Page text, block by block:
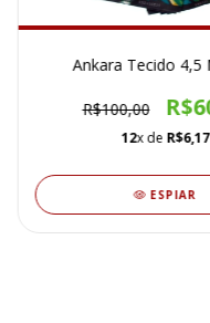
Ankara Tecido 4,5
R$100,00
12x de R$6,17
ESPIAR